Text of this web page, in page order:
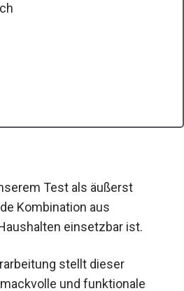
Test als äußerst
Kombination aus
einsetzbar ist.
stellt dieser
und funktionale